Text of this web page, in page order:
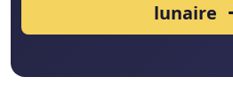
lunaire